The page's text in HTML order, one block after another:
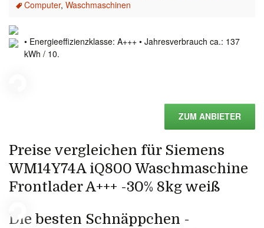
Computer, Waschmaschinen
• Energieeffizienzklasse: A+++ • Jahresverbrauch ca.: 137
kWh / 10.
ZUM ANBIETER
Preise vergleichen für Siemens
WM14Y74A iQ800 Waschmaschine
Frontlader A+++ -30% 8kg weiß
Die besten Schnäppchen -